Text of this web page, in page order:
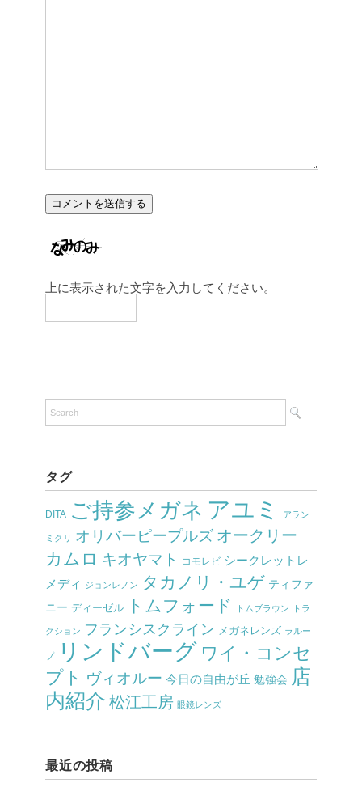
上に表示された文字を入力してください。
タグ
DITA ご持参メガネ アユミ アラン
ミクリ オリバーピープルズ オークリー
カムロ キオヤマト コモレビ シークレットレ
メディ
ジョンレノン タカノリ・ユゲ ティファ
ニー ディーゼル トムフォード トムブラウン トラ
クション フランシスクライン メガネレンズ ラルー
プ リンドバーグ ワイ・コンセ
プト ヴィオルー 今日の自由が丘 勉強会 店
内紹介 松江工房 眼鏡レンズ
最近の投稿